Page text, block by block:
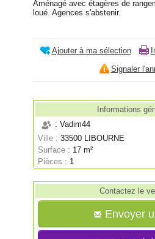
Aménagé avec étagères de
loué. Agences s'abstenir.
Ajouter à ma sélection
Signaler
Informations
: Vadim44
Ville :33500 LIBOURNE
Surface : 17 m²
Pièces : 1
Contactez le
Envoyer